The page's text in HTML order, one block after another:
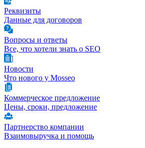
Реквизиты
Данные для договоров
Вопросы и ответы
Все, что хотели знать о SEO
Новости
Что нового у Mosseo
Коммерческое предложение
Цены, сроки, предложение
Партнерство компании
Взаимовыручка и помощь